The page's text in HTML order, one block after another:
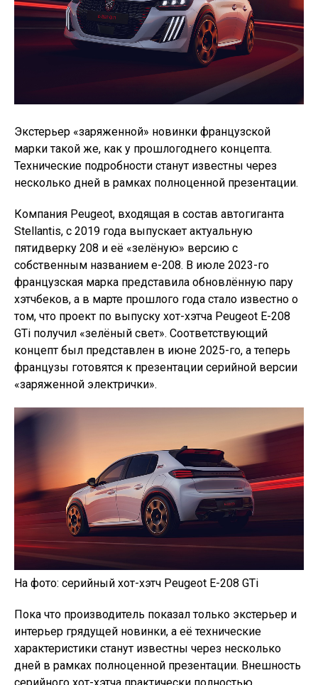
Экстерьер «заряженной» новинки французской
марки такой же, как у прошлогоднего концепта.
Технические подробности станут известны через
несколько дней в рамках полноценной презентации.
Компания Peugeot, входящая в состав автогиганта
Stellantis, с 2019 года выпускает актуальную
пятидверку 208 и её «зелёную» версию с
собственным названием e-208. В июле 2023-го
французская марка представила обновлённую пару
хэтчбеков, а в марте прошлого года стало известно о
том, что проект по выпуску хот-хэтча Peugeot E-208
GTi получил «зелёный свет». Соответствующий
концепт был представлен в июне 2025-го, а теперь
французы готовятся к презентации серийной версии
«заряженной электрички».
На фото: серийный хот-хэтч Peugeot E-208 GTi
Пока что производитель показал только экстерьер и
интерьер грядущей новинки, а её технические
характеристики станут известны через несколько
дней в рамках полноценной презентации. Внешность